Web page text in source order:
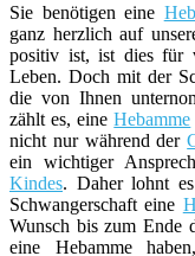
Sie benötigen eine
ganz herzlich auf
positiv ist, ist dies für
Leben. Doch mit der
die von Ihnen
zählt es, eineHebamme
nicht nur während der
ein wichtiger
Kindes. Daher lohnt
Schwangerschaft eine
Wunsch bis zum Ende
eine Hebamme